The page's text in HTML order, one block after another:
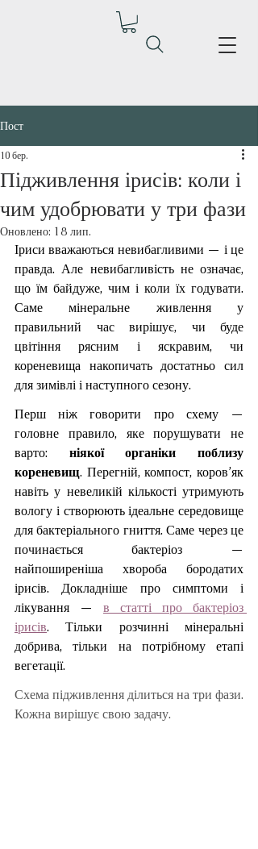
Пост
Підживлення ірисів: коли і
чим удобрювати у три фази
10 бер.
Оновлено: 18 лип.
Іриси вважаються невибагливими — і це
правда. Але невибагливість не означає,
що їм байдуже, чим і коли їх годувати.
Саме мінеральне живлення у
правильний час вирішує, чи буде
цвітіння рясним і яскравим, чи
кореневища накопичать достатньо сил
для зимівлі і наступного сезону.
Перш ніж говорити про схему —
головне правило, яке порушувати не
варто: ніякої органіки поблизу
кореневищ. Перегній, компост, коров’як
навіть у невеликій кількості утримують
вологу і створюють ідеальне середовище
для бактеріального гниття. Саме через це
починається бактеріоз —
найпоширеніша хвороба бородатих
ірисів. Докладніше про симптоми і
лікування — в статті про бактеріоз
ірисів. Тільки розчинні мінеральні
добрива, тільки на потрібному етапі
вегетації.
Схема підживлення ділиться на три фази.
Кожна вирішує свою задачу.